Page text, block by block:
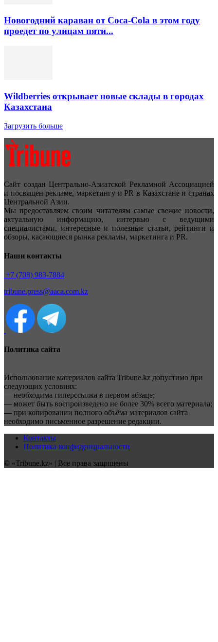
Новогодний караван от Coca-Cola в этом году
проедет по улицам пяти...
Wildberries открывает новые склады в городах
Казахстана
Загрузить больше
Сайт создан Центрально-Азиатской Рекламной Ассоциацией
и посвящен рекламе, маркетингу и PR в Казахстане и странах
Центральной Азии.
Мы предоставляем своим читателям самые свежие новости,
актуальную информацию, интервью с ведущими
специалистами, интересные и полезные статьи, рейтинги и
обзоры, касающиеся рынка рекламы, маркетинга и PR.
Наши контакты
+7 (708) 983-7884
tribune.press@aaca.com.kz
Политика сайта
Использование материалов сайта Tribune.kz допустимо при
следующих условиях:
— необходима гиперссылка в первом абзаце;
— может быть воспроизведено не более 30% всего материала;
— при копировании полного объёма материалов сайта
необходимо письменное разрешение редакции.
Контакты
Политика конфиденциальности
© «Tribune.kz» | Все права защищены